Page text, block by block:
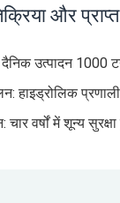
और
दैनिक उत्पादन
हाइड्रोलिक
चार वर्षों में शून्य